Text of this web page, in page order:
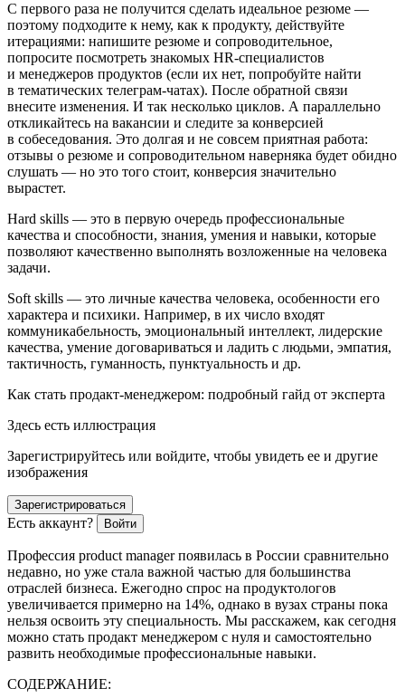
С первого раза не получится сделать идеальное резюме —
поэтому подходите к нему, как к продукту, действуйте
итерациями: напишите резюме и сопроводительное,
попросите посмотреть знакомых HR-специалистов
и менеджеров продуктов (если их нет, попробуйте найти
в тематических телеграм-чатах). После обратной связи
внесите изменения. И так несколько циклов. А параллельно
откликайтесь на вакансии и следите за конверсией
в собеседования. Это долгая и не совсем приятная работа:
отзывы о резюме и сопроводительном наверняка будет обидно
слушать — но это того стоит, конверсия значительно
вырастет.
Hard skills — это в первую очередь профессиональные
качества и способности, знания, умения и навыки, которые
позволяют качественно выполнять возложенные на человека
задачи.
Soft skills — это личные качества человека, особенности его
характера и психики. Например, в их число входят
коммуникабельность, эмоциональный интеллект, лидерские
качества, умение договариваться и ладить с людьми, эмпатия,
тактичность, гуманность, пунктуальность и др.
Как стать продакт-менеджером: подробный гайд от эксперта
Здесь есть иллюстрация
Зарегистрируйтесь или войдите, чтобы увидеть ее и другие
изображения
Зарегистрироваться
Есть аккаунт? Войти
Профессия product managerпоявилась в России сравнительно
недавно, но уже стала важной частью для большинства
отраслей бизнеса. Ежегодно спрос на продуктологов
увеличивается примерно на 14%, однако в вузах страны пока
нельзя освоить эту специальность. Мы расскажем, как сегодня
можно стать продакт менеджером с нуля и самостоятельно
развить необходимые профессиональные навыки.
СОДЕРЖАНИЕ: